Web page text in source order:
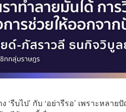
‘รีบไป’ กับ ‘อย่ารีรอ’ เพราะห